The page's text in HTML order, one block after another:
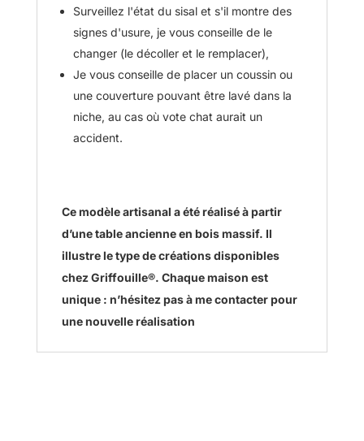
Surveillez l'état du sisal et s'il montre des
signes d'usure, je vous conseille de le
changer (le décoller et le remplacer),
Je vous conseille de placer un coussin ou
une couverture pouvant être lavé dans la
niche, au cas où vote chat aurait un
accident.
Ce modèle artisanal a été réalisé à partir
d’une table ancienne en bois massif. Il
illustre le type de créations disponibles
chez Griffouille®. Chaque maison est
unique : n’hésitez pas à me contacter pour
une nouvelle réalisation